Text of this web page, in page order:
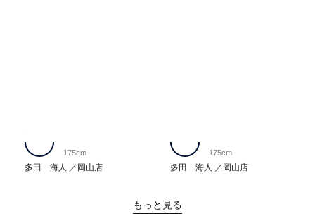
多田 海人 岡山店
175cm
多田 海人 岡山店
175cm
もっと見る